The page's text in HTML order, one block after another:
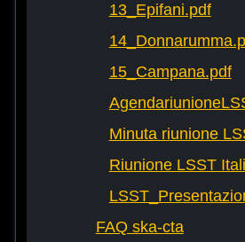
13_Epifani.pdf
15_Campana.pdf
Minuta riunione
Riunione LSST
FAQ ska-cta